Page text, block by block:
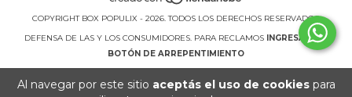
Al navegar por este sitio aceptás el uso de cookiespara
COPYRIGHT BOX POPULIX - 2026. TODOS LOS DERECHOS RESERVADOS.
DEFENSA DE LAS Y LOS CONSUMIDORES. PARA RECLAMOS
INGRESÁ ACÁ.
BOTÓN DE ARREPENTIMIENTO